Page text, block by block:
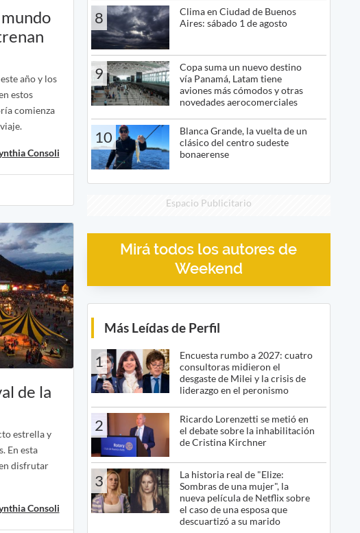
año y los
estos
comienza
Consoli
de la
estrella y
En esta
disfrutar
Consoli
8
Clima en Ciudad de Buenos
Aires: sábado 1 de agosto
9
Copa suma un nuevo destino
vía Panamá, Latam tiene
aviones más cómodos y otras
novedades aerocomerciales
10
Blanca Grande, la vuelta de un
clásico del centro sudeste
bonaerense
Espacio Publicitario
Mirá todos los autores de
Weekend
Más Leídas de Perfil
1
Encuesta rumbo a 2027: cuatro
consultoras midieron el
desgaste de Milei y la crisis de
liderazgo en el peronismo
2
Ricardo Lorenzetti se metió en
el debate sobre la inhabilitación
de Cristina Kirchner
3
La historia real de "Elize:
Sombras de una mujer", la
nueva película de Netflix sobre
el caso de una esposa que
descuartizó a su marido